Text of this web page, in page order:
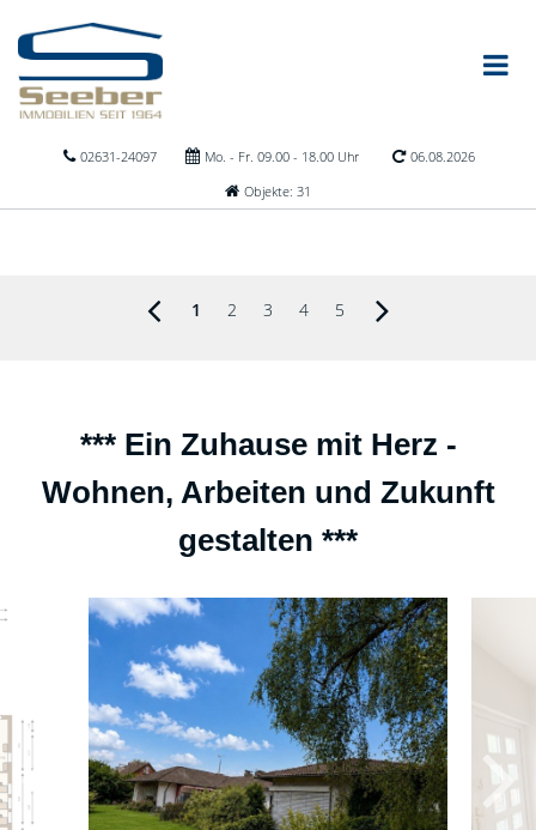
02631-24097 Mo. - Fr. 09.00 - 18.00 Uhr
06.08.2026
Objekte: 31
1 2 3 4 5
*** Ein Zuhause mit Herz -
Wohnen, Arbeiten und Zukunft
gestalten ***